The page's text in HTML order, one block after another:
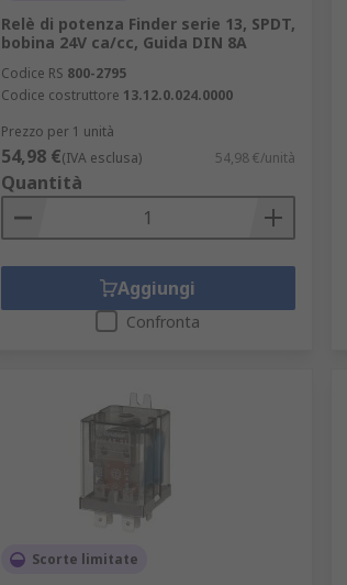
Relè di potenza Finder serie 13, SPDT,
bobina 24V ca/cc, Guida DIN 8A
Codice RS 800-2795
Codice costruttore 13.12.0.024.0000
Prezzo per 1 unità
54,98 €(IVA esclusa) 54,98 €/unità
Quantità
Aggiungi
Confronta
Scorte limitate